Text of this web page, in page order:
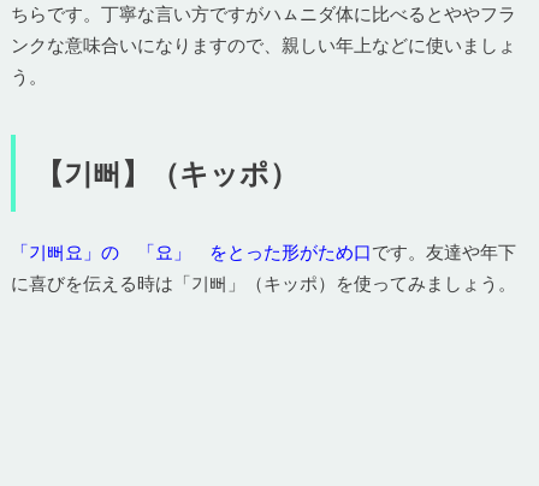
ちらです。丁寧な言い方ですがハㇺニダ体に比べるとややフラ
ンクな意味合いになりますので、親しい年上などに使いましょ
う。
【기뻐】（キッポ）
「기뻐요」の 「요」 をとった形がため口です。友達や年下
に喜びを伝える時は「기뻐」（キッポ）を使ってみましょう。